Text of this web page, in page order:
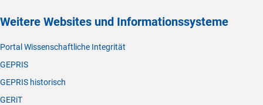
Weitere Websites und Informationssysteme
Portal Wissenschaftliche Integrität
GEPRIS
GEPRIS historisch
GERiT